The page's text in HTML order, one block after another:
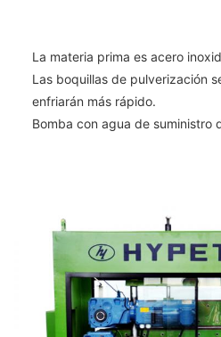
La materia prima es acero
Las boquillas de pulverización
enfriarán más rápido.
Bomba con agua de suministro